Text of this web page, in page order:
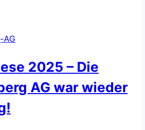
–
für
kreatives
Songwriting-
Projekt
AG
2025 – Die
AG war wieder